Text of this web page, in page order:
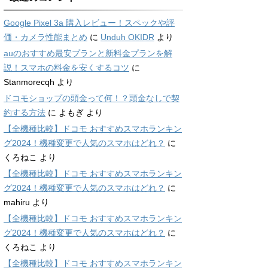
Google Pixel 3a 購入レビュー！スペックや評
価・カメラ性能まとめ に Unduh OKIDR より
auのおすすめ最安プランと新料金プランを解
説！スマホの料金を安くするコツ に
Stanmorecqh より
ドコモショップの頭金って何！？頭金なしで契
約する方法 に よもぎ より
【全機種比較】ドコモ おすすめスマホランキン
グ2024！機種変更で人気のスマホはどれ？ に
くろねこ
より
【全機種比較】ドコモ おすすめスマホランキン
グ2024！機種変更で人気のスマホはどれ？ に
mahiru より
【全機種比較】ドコモ おすすめスマホランキン
グ2024！機種変更で人気のスマホはどれ？ に
くろねこ
より
【全機種比較】ドコモ おすすめスマホランキン